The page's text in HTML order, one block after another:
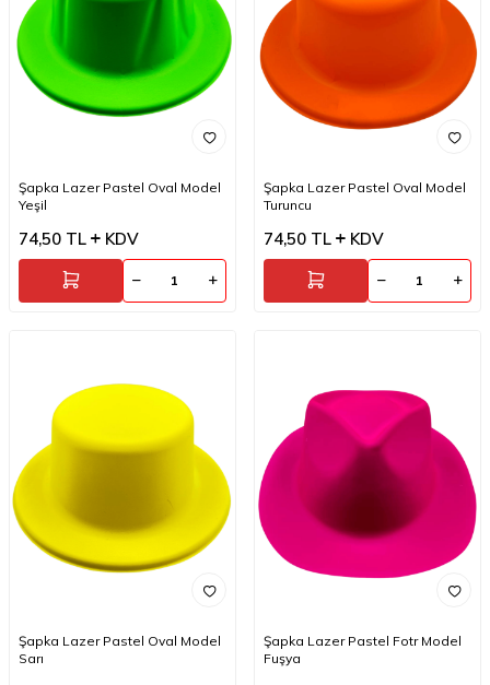
Şapka Lazer Pastel Oval Model
Yeşil
74,50 TL KDV
Şapka Lazer Pastel Oval Model
Turuncu
74,50 TL KDV
Şapka Lazer Pastel Oval Model
Sarı
Şapka Lazer Pastel Fotr Model
Fuşya